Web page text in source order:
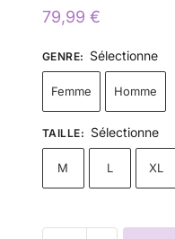
79,99 €
GENRE: Sélectionne
Femme Homme
TAILLE: Sélectionne
M L XL